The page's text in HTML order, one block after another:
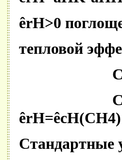
êrH>0
тепловой
êrH=êcH(CH4)
Стандартные